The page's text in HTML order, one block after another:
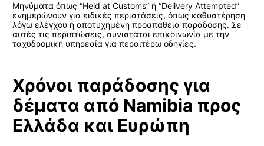
Μηνύματα όπως “Held at Customs” ή “Delivery Attempted”
ενημερώνουν για ειδικές περιστάσεις, όπως καθυστέρηση
λόγω ελέγχου ή αποτυχημένη προσπάθεια παράδοσης. Σε
αυτές τις περιπτώσεις, συνιστάται επικοινωνία με την
ταχυδρομική υπηρεσία για περαιτέρω οδηγίες.
Χρόνοι παράδοσης για
δέματα από Namibia προς
Ελλάδα και Ευρώπη